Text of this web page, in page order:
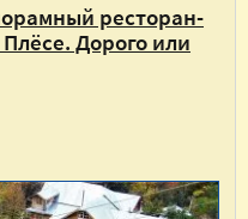
ресторан-
Дорого или